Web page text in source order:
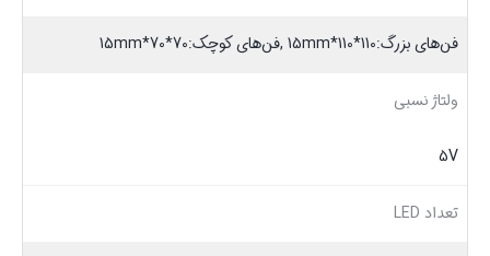
فن‌های بزرگ:110*110*15mm ,فن‌های کوچک:70*70*15mm
ولتاژ نسبی
5V
تعداد LED